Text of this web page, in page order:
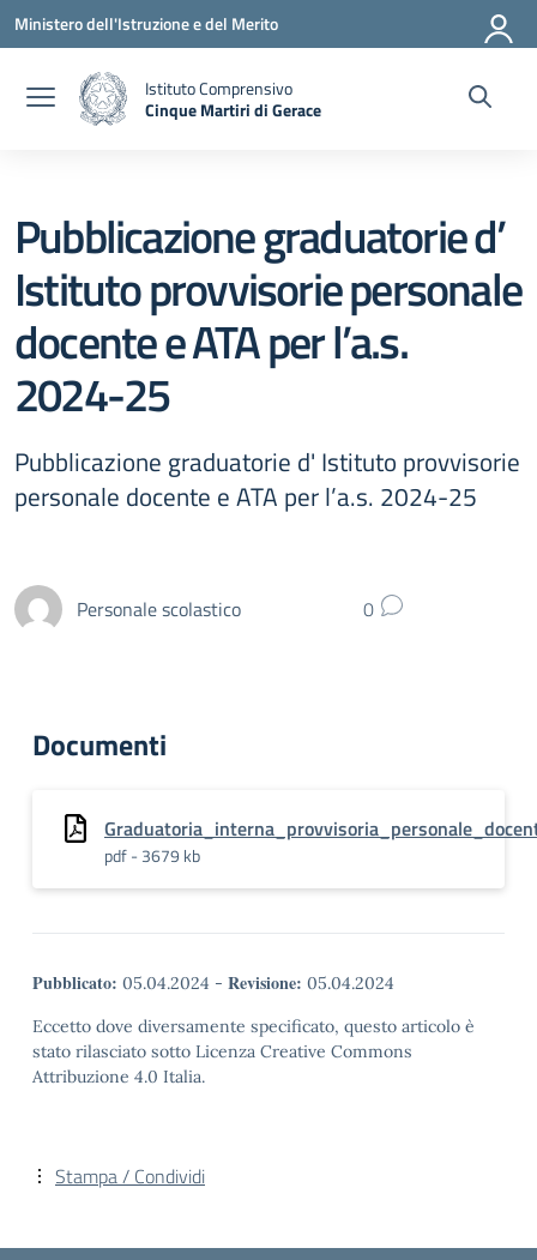
Vai ai contenuti
Vai al menu di navigazione
Vai al footer
Ministero dell'Istruzione e del Merito
Istituto Comprensivo
Cinque Martiri di Gerace
Pubblicazione graduatorie d’
Istituto provvisorie personale
docente e ATA per l’a.s.
2024-25
Pubblicazione graduatorie d' Istituto provvisorie
personale docente e ATA per l’a.s. 2024-25
Personale scolastico 0
Documenti
pdf - 3679 kb
Pubblicato: 05.04.2024 - Revisione: 05.04.2024
Eccetto dove diversamente specificato, questo articolo è
stato rilasciato sotto Licenza Creative Commons
Attribuzione 4.0 Italia.
Stampa / Condividi